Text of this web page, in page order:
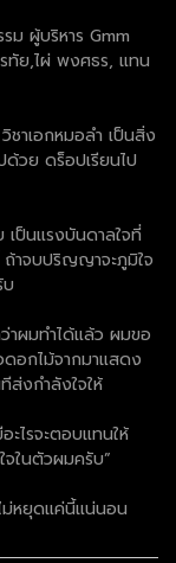
ม ผู้บริหาร Gmm
ย,ไผ่ พงศธร, แทน
ชาเอกหมอลำ เป็นสิ่ง
ด้วย ดร็อปเรียนไป
เป็นแรงบันดาลใจที่
าจบปริญญาจะภูมิใจ
ผมทำได้แล้ว ผมขอ
อกไม้จากมาแสดง
งกำลังใจให้
ไรจะตอบแทนให้
ในตัวผมครับ”
ม่หยุดแค่นี้แน่นอน